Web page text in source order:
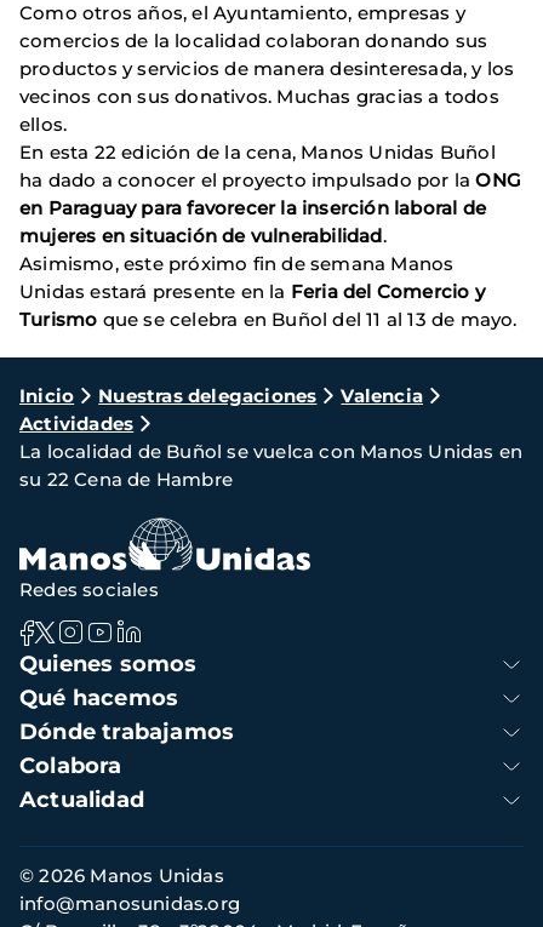
Como otros años, el Ayuntamiento, empresas y
comercios de la localidad colaboran donando sus
productos y servicios de manera desinteresada, y los
vecinos con sus donativos. Muchas gracias a todos
ellos.
En esta 22 edición de la cena, Manos Unidas Buñol
ha dado a conocer el proyecto impulsado por laONG
en Paraguay para favorecer la inserción laboral de
mujeres en situación de vulnerabilidad.
Asimismo, este próximo fin de semana Manos
Unidas estará presente en la Feria del Comercio y
Turismo que se celebra en Buñol del 11 al 13 de mayo.
Ruta
de
navegación
Inicio Nuestras delegaciones
Valencia
Actividades
La localidad de Buñol se vuelca con Manos Unidas en
su 22 Cena de Hambre
Navegación
principal
Quienes somos
Qué hacemos
Dónde trabajamos
Colabora
Actualidad
Redes sociales
Información
de
contacto
© 2026 Manos Unidas
info@manosunidas.org